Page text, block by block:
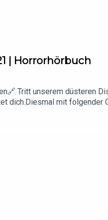
| Horrorhörbuch
Tritt unserem düsteren
dich.Diesmal mit folgender
Creepypasta:👉
BY-SA 4.0 DEED Lizenz